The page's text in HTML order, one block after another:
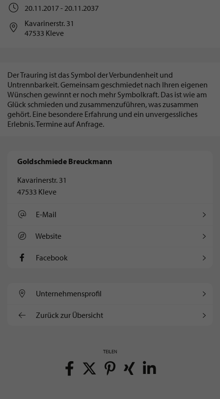
20.11.2017 - 20.11.2037
Kavarinerstr. 31
47533 Kleve
Der Trauring ist das Symbol der Verbundenheit und
Untrennbarkeit. Gemeinsam geschmiedet nach Ihren eigenen
Wünschen gewinnt er noch mehr Symbolkraft. Das ist wie am
Glück schmieden und zusammenzuführen, was zusammen
gehört. Eine besondere Erfahrung und ein unvergessliches
Erlebnis. Termine auf Anfrage.
Goldschmiede Breuckmann
Kavarinerstr. 31
47533 Kleve
E-Mail
Website
Facebook
Unternehmens­profil
Zurück zur Übersicht
TEILEN